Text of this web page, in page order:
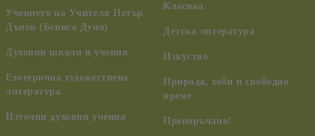
Учението на Учителя Петър
Дънов (Беинса Дуно)
Духовни школи и учения
Езотерична художествена
литература
Източни духовни учения
Класика
Детска литература
Изкуство
Природа, хоби и свободно
време
Препоръчано!